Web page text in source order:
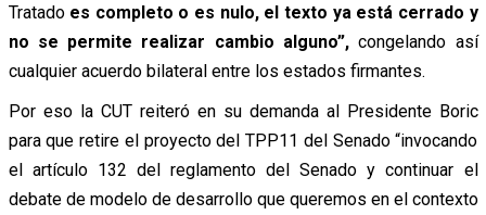
Tratado es completo o es nulo, el texto ya está cerrado y
no se permite realizar cambio alguno”,congelando así
cualquier acuerdo bilateral entre los estados firmantes.
Por eso la CUT reiteró en su demanda al Presidente Boric
para que retire el proyecto del TPP11 del Senado “invocando
el artículo 132 del reglamento del Senado y continuar el
debate de modelo de desarrollo que queremos en el contexto